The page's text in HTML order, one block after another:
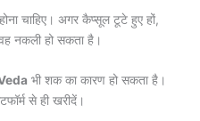
चाहिए। अगर कैप्सूल टूटे हुए हों,
नकली हो सकता है।
भी शक का कारण हो सकता है।
से ही खरीदें।